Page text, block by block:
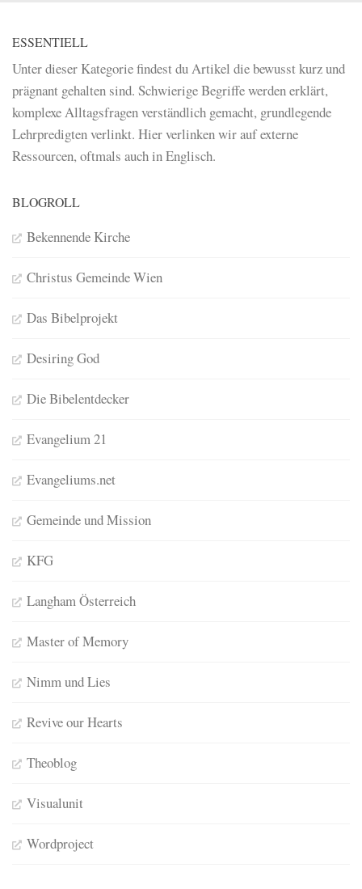
ESSENTIELL
Unter dieser Kategorie findest du Artikel die bewusst kurz und
prägnant gehalten sind. Schwierige Begriffe werden erklärt,
komplexe Alltagsfragen verständlich gemacht, grundlegende
Lehrpredigten verlinkt. Hier verlinken wir auf externe
Ressourcen, oftmals auch in Englisch.
BLOGROLL
Bekennende Kirche
Christus Gemeinde Wien
Das Bibelprojekt
Desiring God
Die Bibelentdecker
Evangelium 21
Evangeliums.net
Gemeinde und Mission
KFG
Langham Österreich
Master of Memory
Nimm und Lies
Revive our Hearts
Theoblog
Visualunit
Wordproject